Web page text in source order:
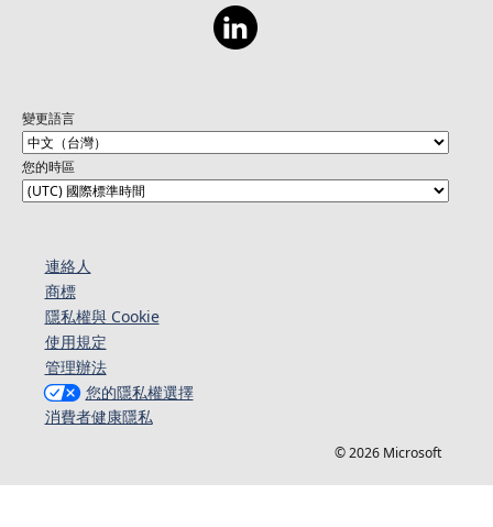
變更語言
您的時區
連絡人​​
商標
隱私權與 Cookie
使用規定
管理辦法
您的隱私權選擇
消費者健康隱私
© 2026 Microsoft